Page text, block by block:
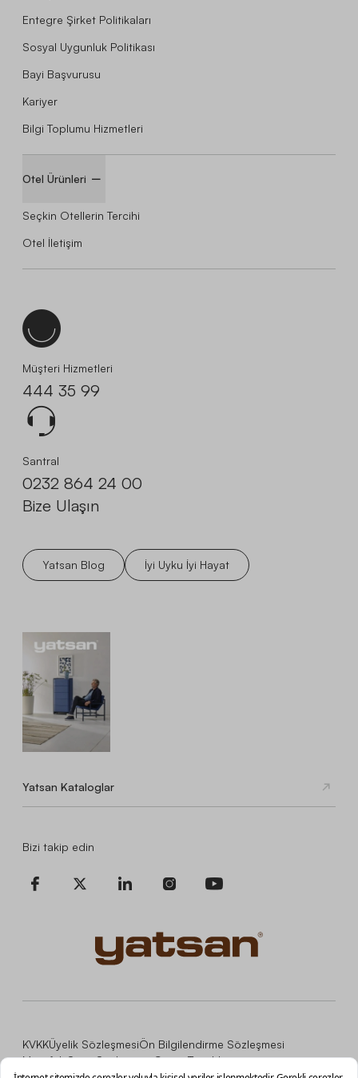
Entegre Şirket Politikaları
Sosyal Uygunluk Politikası
Bayi Başvurusu
Kariyer
Bilgi Toplumu Hizmetleri
Otel Ürünleri
Seçkin Otellerin Tercihi
Otel İletişim
Müşteri Hizmetleri
444 35 99
Santral
0232 864 24 00
Bize Ulaşın
Yatsan Blog İyi Uyku İyi Hayat
Yatsan Kataloglar
Bizi takip edin
KVKKÜyelik SözleşmesiÖn Bilgilendirme Sözleşmesi
Mesafeli Satış SözleşmesiÇerez Tercihleri